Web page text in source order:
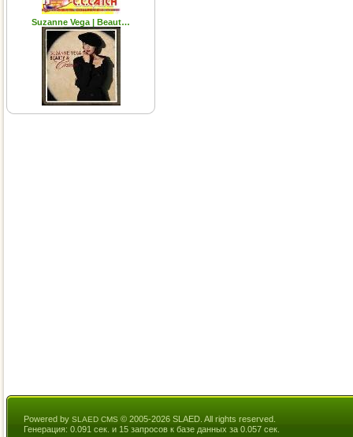
Suzanne Vega | Beaut…
Powered by SLAED CMS © 2005-2026 SLAED. All rights reserved.
Генерация: 0.091 сек. и 15 запросов к базе данных за 0.057 сек.